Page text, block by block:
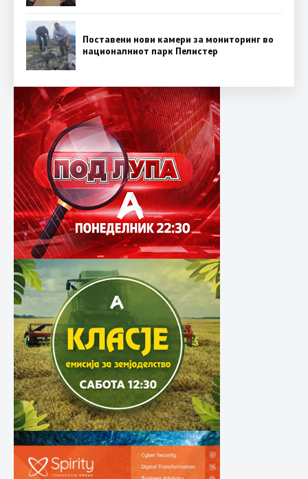
Поставени нови камери за мониторинг во
националниот парк Пелистер